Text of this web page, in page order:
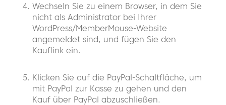
Wechseln Sie zu einem Browser, in dem Sie
nicht als Administrator bei Ihrer
WordPress/MemberMouse-Website
angemeldet sind, und fügen Sie den
Kauflink ein.
Klicken Sie auf die PayPal-Schaltfläche, um
mit PayPal zur Kasse zu gehen und den
Kauf über PayPal abzuschließen.